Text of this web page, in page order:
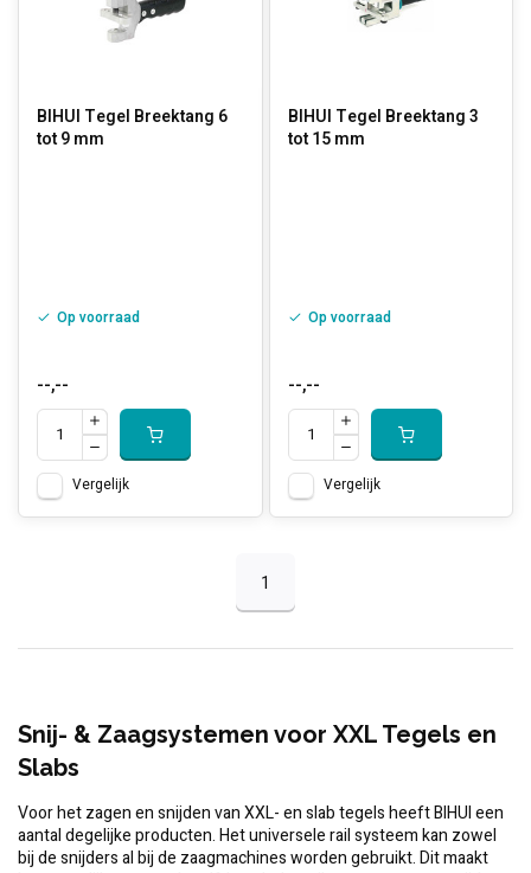
BIHUI Tegel Breektang 6
tot 9 mm
Op voorraad
--,--
Vergelijk
BIHUI Tegel Breektang 3
tot 15 mm
Op voorraad
--,--
Vergelijk
1
Snij- & Zaagsystemen voor XXL Tegels en
Slabs
Voor het zagen en snijden van XXL- en slab tegels heeft BIHUI een
aantal degelijke producten. Het universele rail systeem kan zowel
bij de snijders al bij de zaagmachines worden gebruikt. Dit maakt